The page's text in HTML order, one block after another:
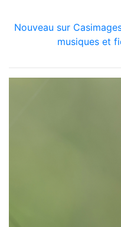
Nouveau sur
musiques et